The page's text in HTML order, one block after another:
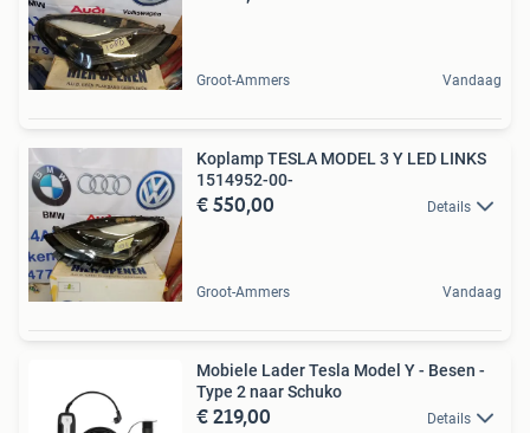
Groot-Ammers Vandaag
Koplamp TESLA MODEL 3 Y LED LINKS
1514952-00-
€ 550,00 Details
Groot-Ammers Vandaag
Mobiele Lader Tesla Model Y - Besen -
Type 2 naar Schuko
€ 219,00 Details